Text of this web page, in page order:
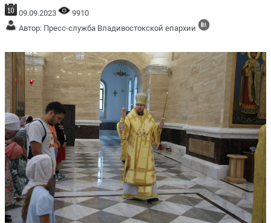
09.09.2023
9910
Автор: Пресс-служба Владивостокской епархии